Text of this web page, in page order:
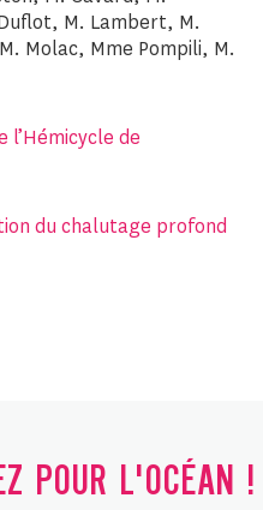
M. Lambert, M.
Molac, Mme Pompili, M.
l’Hémicycle de
du chalutage profond
POUR L'OCÉAN !